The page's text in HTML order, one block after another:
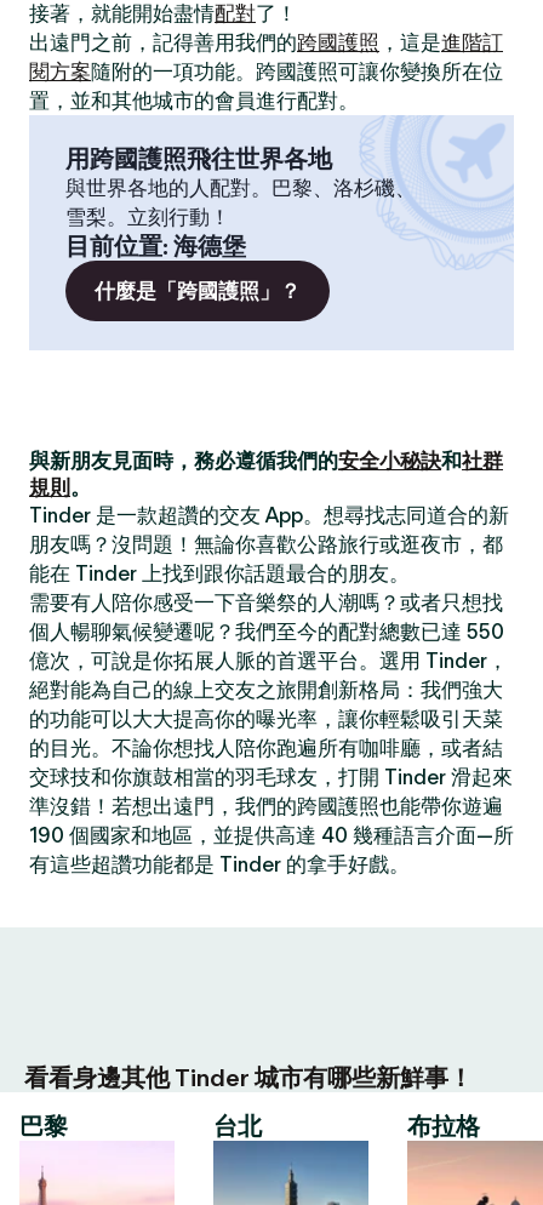
接著，就能開始盡情配對了！
出遠門之前，記得善用我們的跨國護照 ，這是進階訂
閱方案隨附的一項功能。跨國護照可讓你變換所在位
置，並和其他城市的會員進行配對。
用跨國護照飛往世界各地
與世界各地的人配對。巴黎、洛杉磯、
雪梨。立刻行動！
目前位置: 海德堡
什麼是「跨國護照」？
與新朋友見面時，務必遵循我們的安全小秘訣和社群
規則 。
Tinder 是一款超讚的交友 App。想尋找志同道合的新
朋友嗎？沒問題！無論你喜歡公路旅行或逛夜市，都
能在 Tinder 上找到跟你話題最合的朋友。
需要有人陪你感受一下音樂祭的人潮嗎？或者只想找
個人暢聊氣候變遷呢？我們至今的配對總數已達 550
億次，可說是你拓展人脈的首選平台。選用 Tinder，
絕對能為自己的線上交友之旅開創新格局：我們強大
的功能可以大大提高你的曝光率，讓你輕鬆吸引天菜
的目光。不論你想找人陪你跑遍所有咖啡廳，或者結
交球技和你旗鼓相當的羽毛球友，打開 Tinder 滑起來
準沒錯！若想出遠門，我們的跨國護照也能帶你遊遍
190 個國家和地區，並提供高達 40 幾種語言介面—所
有這些超讚功能都是 Tinder 的拿手好戲。
看看身邊其他 Tinder 城市有哪些新鮮事！
巴黎
台北 布拉格